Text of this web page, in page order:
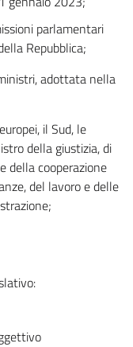
parlamentari
Repubblica;
adottata nella
il Sud, le
della giustizia, di
della cooperazione
del lavoro e delle